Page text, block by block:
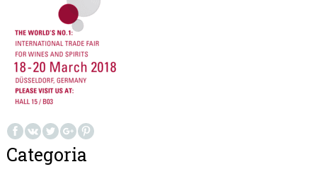
Categoria